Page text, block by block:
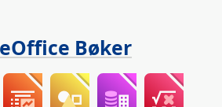
Bøker